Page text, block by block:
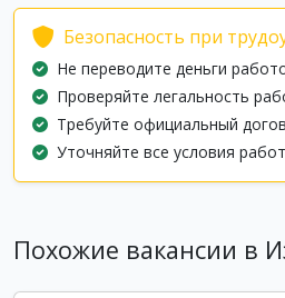
Безопасность при
Не переводите деньги
Проверяйте легальность
Требуйте официальный
Уточняйте все условия
Похожие вакансии в